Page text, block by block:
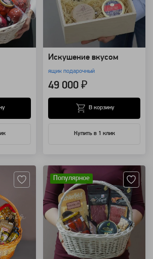
Искушение вкусом
ящик подарочный
49 000 ₽
Купить в 1 клик
В корзину
Популярное